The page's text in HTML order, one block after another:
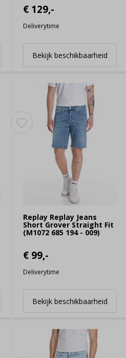
€ 129,-
Deliverytime
Bekijk beschikbaarheid
Replay Replay Jeans
Short Grover Straight Fit
(M1072 685 194 - 009)
€ 99,-
Deliverytime
Bekijk beschikbaarheid